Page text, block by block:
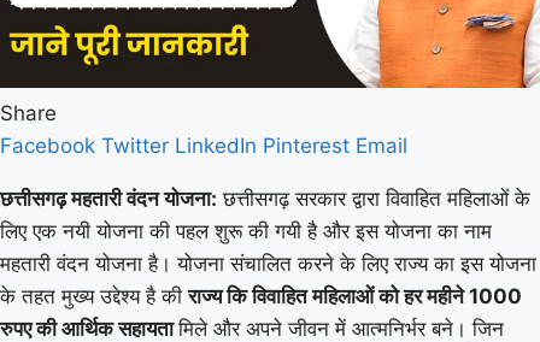
Share
Facebook Twitter LinkedIn Pinterest Email
छत्तीसगढ़महतारी वंदन योजना: छत्तीसगढ़ सरकार द्वारा विवाहित महिलाओं के
लिए एक नयी योजना की पहल शुरू की गयी है और इस योजना का नाम
महतारी वंदन योजना है। योजना संचालित करने के लिए राज्य का इस योजना
के तहत मुख्य उद्देश्य है कीराज्य कि विवाहित महिलाओं को हर महीने 1000
रुपए की आर्थिक सहायतामिले और अपने जीवन में आत्मनिर्भर बने। जिन